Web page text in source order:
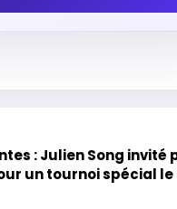
: Julien Song invité
un tournoi spécial le